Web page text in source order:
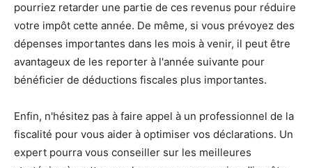
pourriez retarder une partie de ces revenus pour réduire
votre impôt cette année. De même, si vous prévoyez des
dépenses importantes dans les mois à venir, il peut être
avantageux de les reporter à l'année suivante pour
bénéficier de déductions fiscales plus importantes.
Enfin, n'hésitez pas à faire appel à un professionnel de la
fiscalité pour vous aider à optimiser vos déclarations. Un
expert pourra vous conseiller sur les meilleures